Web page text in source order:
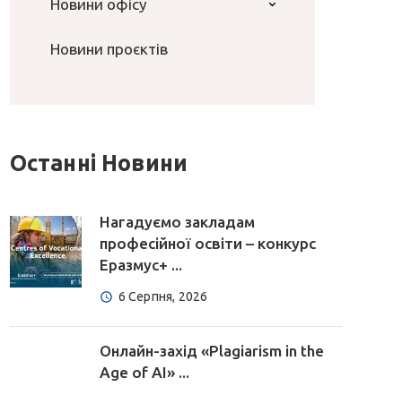
Новини офісу
Новини проєктів
Останні Новини
Нагадуємо закладам
професійної освіти – конкурс
Еразмус+ ...
6 Серпня, 2026
Онлайн-захід «Plagiarism in the
Age of AI» ...